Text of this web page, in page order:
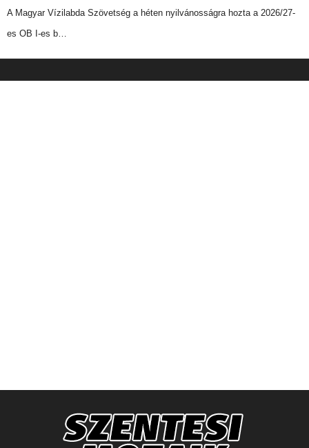
A Magyar Vízilabda Szövetség a héten nyilvánosságra hozta a 2026/27-
es OB I-es b…